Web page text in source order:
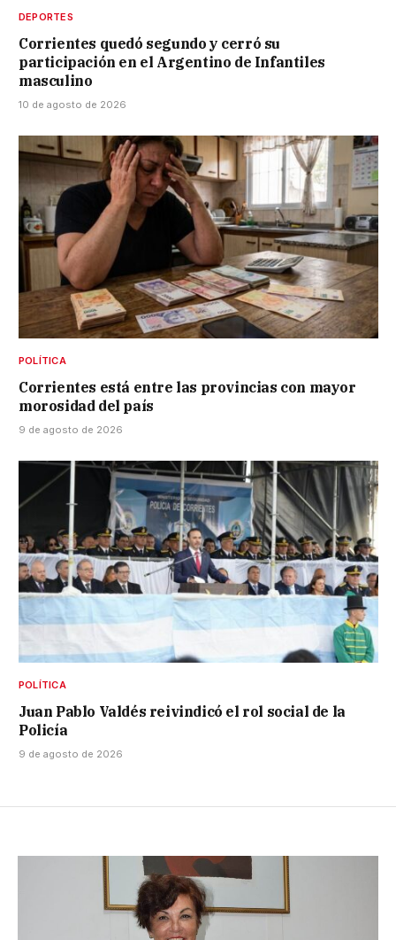
DEPORTES
Corrientes quedó segundo y cerró su
participación en el Argentino de Infantiles
masculino
10 de agosto de 2026
POLÍTICA
Corrientes está entre las provincias con mayor
morosidad del país
9 de agosto de 2026
POLÍTICA
Juan Pablo Valdés reivindicó el rol social de la
Policía
9 de agosto de 2026